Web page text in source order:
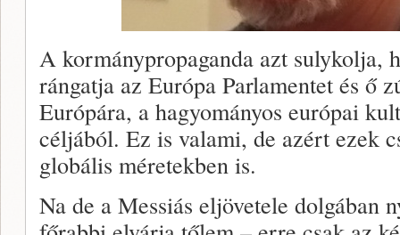
A kormánypropaganda azt sulykolja,
rángatja az Európa Parlamentet és ő
Európára, a hagyományos európai
céljából. Ez is valami, de azért ezek
globális méretekben is.
Na de a Messiás eljövetele dolgában